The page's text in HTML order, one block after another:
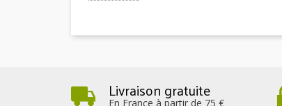
Livraison gratuite
En France à partir de 75 €